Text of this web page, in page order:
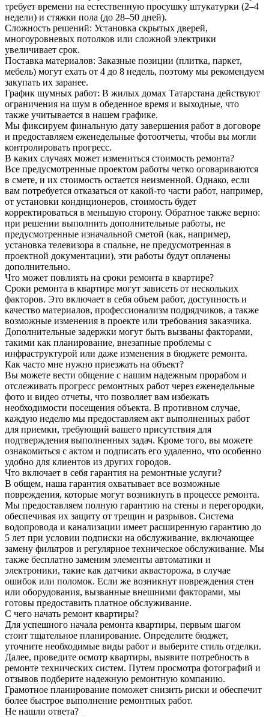
требует времени на естественную просушку штукатурки (2–4
недели) и стяжки пола (до 28–50 дней).
Сложность решений: Установка скрытых дверей,
многоуровневых потолков или сложной электрики
увеличивает срок.
Поставка материалов: Заказные позиции (плитка, паркет,
мебель) могут ехать от 4 до 8 недель, поэтому мы рекомендуем
закупать их заранее.
График шумных работ: В жилых домах Татарстана действуют
ограничения на шум в обеденное время и выходные, что
также учитывается в нашем графике.
Мы фиксируем финальную дату завершения работ в договоре
и предоставляем еженедельные фотоотчеты, чтобы вы могли
контролировать прогресс.
В каких случаях может измениться стоимость ремонта?
Все предусмотренные проектом работы четко оговариваются
в смете, и их стоимость остается неизменной. Однако, если
вам потребуется отказаться от какой-то части работ, например,
от установки кондиционеров, стоимость будет
корректироваться в меньшую сторону. Обратное также верно:
при решении выполнить дополнительные работы, не
предусмотренные изначальной сметой (как, например,
установка телевизора в спальне, не предусмотренная в
проектной документации), эти работы будут оплачены
дополнительно.
Что может повлиять на сроки ремонта в квартире?
Сроки ремонта в квартире могут зависеть от нескольких
факторов. Это включает в себя объем работ, доступность и
качество материалов, профессионализм подрядчиков, а также
возможные изменения в проекте или требования заказчика.
Дополнительные задержки могут быть вызваны факторами,
такими как планирование, внезапные проблемы с
инфраструктурой или даже изменения в бюджете ремонта.
Как часто мне нужно приезжать на объект?
Вы можете вести общение с нашим надежным прорабом и
отслеживать прогресс ремонтных работ через еженедельные
фото и видео отчеты, что позволяет вам избежать
необходимости посещения объекта. В противном случае,
каждую неделю мы предоставляем акт выполненных работ
для приемки, требующий вашего присутствия для
подтверждения выполненных задач. Кроме того, вы можете
ознакомиться с актом и подписать его удаленно, что особенно
удобно для клиентов из других городов.
Что включает в себя гарантия на ремонтные услуги?
В общем, наша гарантия охватывает все возможные
повреждения, которые могут возникнуть в процессе ремонта.
Мы предоставляем полную гарантию на стены и перегородки,
обеспечивая их защиту от трещин и разрывов. Система
водопровода и канализации имеет расширенную гарантию до
5 лет при условии подписки на обслуживание, включающее
замену фильтров и регулярное техническое обслуживание. Мы
также бесплатно заменим элементы автоматики и
электроники, такие как датчики аквасторожа, в случае
ошибок или поломок. Если же возникнут повреждения стен
или оборудования, вызванные внешними факторами, мы
готовы предоставить платное обслуживание.
С чего начать ремонт квартиры?
Для успешного начала ремонта квартиры, первым шагом
стоит тщательное планирование. Определите бюджет,
уточните необходимые виды работ и выберите стиль отделки.
Далее, проведите осмотр квартиры, выявите потребность в
ремонте технических систем. Путем просмотра фотографий и
отзывов подберите надежную ремонтную компанию.
Грамотное планирование поможет снизить риски и обеспечит
более быстрое выполнение ремонтных работ.
Не нашли ответа?